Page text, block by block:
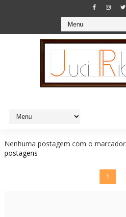
Nenhuma postagem com o marcador
postagens
1